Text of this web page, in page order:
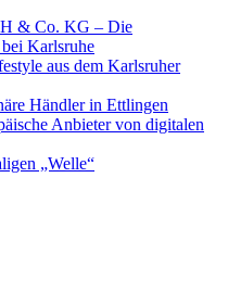
& Co. KG – Die
Karlsruhe
aus dem Karlsruher
Händler in Ettlingen
Anbieter von digitalen
„Welle“